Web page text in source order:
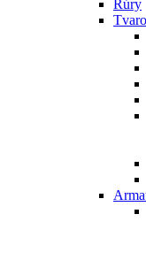
Rúry